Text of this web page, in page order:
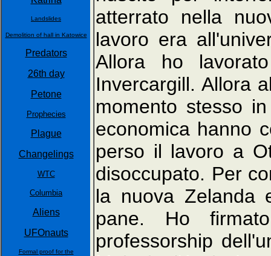
Landslides
Demolition of hall in Katowice
Predators
26th day
Petone
Prophecies
Plague
Changelings
WTC
Columbia
Aliens
UFOnauts
Formal proof for the
atterrato nella
lavoro era
Allora ho
Invercargill. Allora
momento stesso
economica hanno
perso il lavoro a
disoccupato. Per
la nuova Zelanda
pane. Ho
professorship